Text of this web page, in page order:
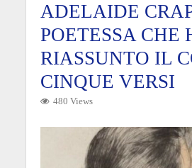
ADELAIDE
POETESSA CHE
RIASSUNTO IL
CINQUE VERSI
480 Views